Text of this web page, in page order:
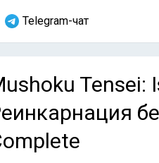
Telegram-чат
Tensei: